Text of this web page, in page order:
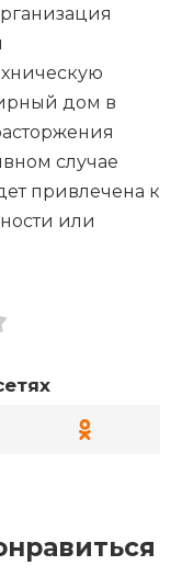
дом в
случае
привлечена к
или